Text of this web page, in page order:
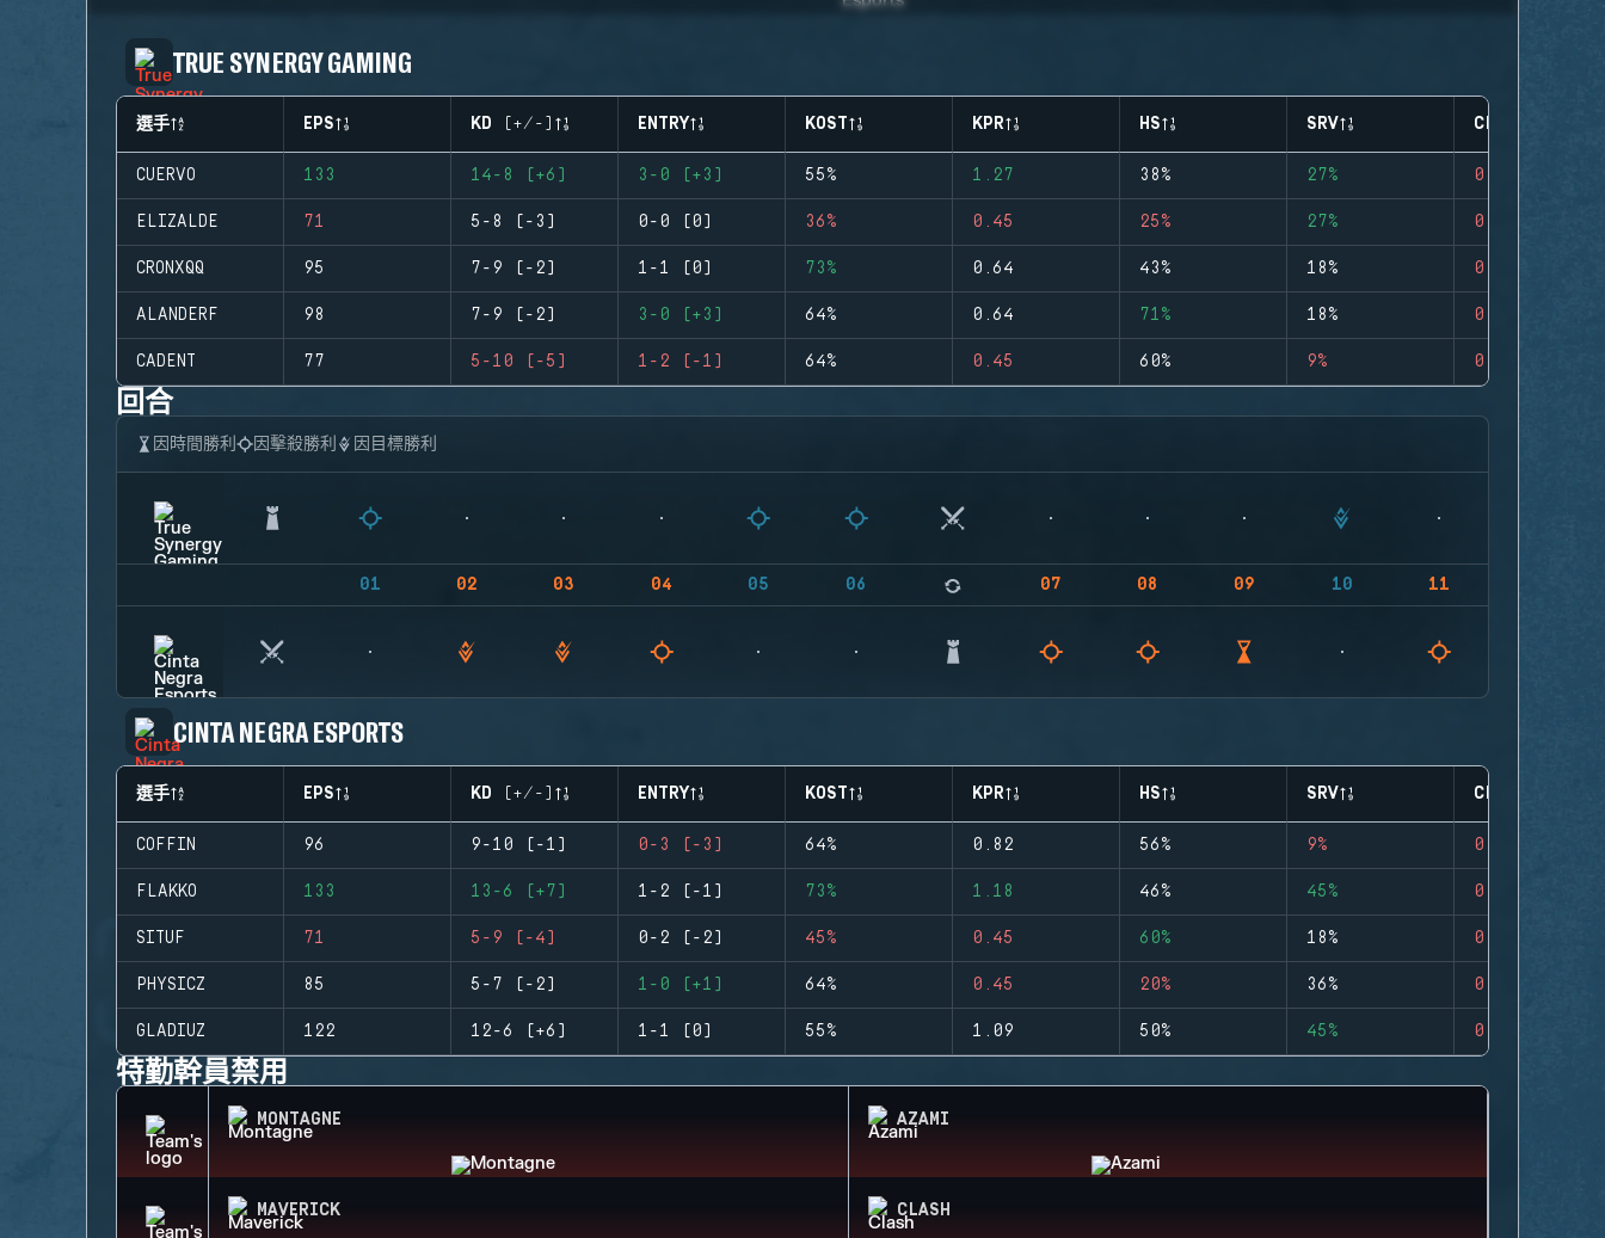
TRUE SYNERGY GAMING
選手 EPS KD (+/-) ENTRY KOST KPR HS SRV CLUTCHES
CUERVO 133 14-8 (+6) 3-0 (+3) 55% 1.27 38% 27% 0
ELIZALDE 71 5-8 (-3) 0-0 (0) 36% 0.45 25% 27% 0
CRONXQQ 95 7-9 (-2) 1-1 (0) 73% 0.64 43% 18% 0
ALANDERF 98 7-9 (-2) 3-0 (+3) 64% 0.64 71% 18% 0
CADENT 77 5-10 (-5) 1-2 (-1) 64% 0.45 60% 9% 0
回合
因時間勝利 因擊殺勝利 因目標勝利
01 02 03 04 05 06 07 08 09 10 11
CINTA NEGRA ESPORTS
選手 EPS KD (+/-) ENTRY KOST KPR HS SRV CLUTCHES
COFFIN 96 9-10 (-1) 0-3 (-3) 64% 0.82 56% 9% 0
FLAKKO 133 13-6 (+7) 1-2 (-1) 73% 1.18 46% 45% 0
SITUF 71 5-9 (-4) 0-2 (-2) 45% 0.45 60% 18% 0
PHYSICZ 85 5-7 (-2) 1-0 (+1) 64% 0.45 20% 36% 0
GLADIUZ 122 12-6 (+6) 1-1 (0) 55% 1.09 50% 45% 0
特勤幹員禁用
MONTAGNE AZAMI
MAVERICK CLASH